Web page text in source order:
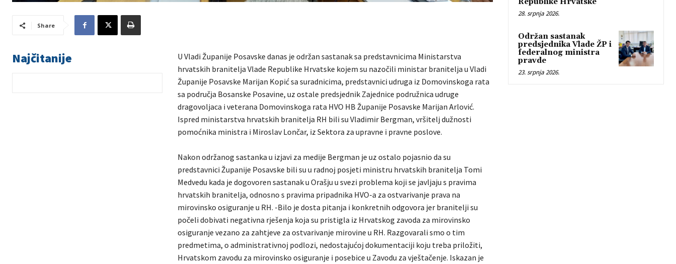
Share
Najčitanije
U Vladi Županije Posavske danas je održan sastanak sa predstavnicima Ministarstva
hrvatskih branitelja Vlade Republike Hrvatske kojem su nazočili ministar branitelja u Vladi
Županije Posavske Marijan Kopić sa suradnicima, predstavnici udruga iz Domovinskoga rata
sa područja Bosanske Posavine, uz ostale predsjednik Zajednice podružnica udruge
dragovoljaca i veterana Domovinskoga rata HVO HB Županije Posavske Marijan Arlović.
Ispred ministarstva hrvatskih branitelja RH bili su Vladimir Bergman, vršitelj dužnosti
pomoćnika ministra i Miroslav Lončar, iz Sektora za upravne i pravne poslove.
Nakon održanog sastanka u izjavi za medije Bergman je uz ostalo pojasnio da su
predstavnici Županije Posavske bili su u radnoj posjeti ministru hrvatskih branitelja Tomi
Medvedu kada je dogovoren sastanak u Orašju u svezi problema koji se javljaju s pravima
hrvatskih branitelja, odnosno s pravima pripadnika HVO-a za ostvarivanje prava na
mirovinsko osiguranje u RH. -Bilo je dosta pitanja i konkretnih odgovora jer branitelji su
počeli dobivati negativna rješenja koja su pristigla iz Hrvatskog zavoda za mirovinsko
osiguranje vezano za zahtjeve za ostvarivanje mirovine u RH. Razgovarali smo o tim
predmetima, o administrativnoj podlozi, nedostajućoj dokumentaciji koju treba priložiti,
Hrvatskom zavodu za mirovinsko osiguranje i posebice u Zavodu za vještačenje. Iskazan je
Republike Hrvatske
28. srpnja 2026.
Održan sastanak
predsjednika Vlade ŽP i
federalnog ministra
pravde
23. srpnja 2026.